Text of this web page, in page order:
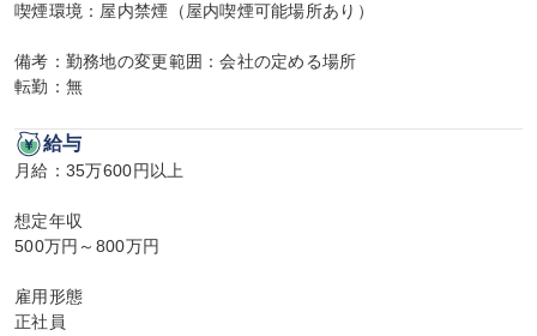
喫煙環境：屋内禁煙（屋内喫煙可能場所あり）
備考：勤務地の変更範囲：会社の定める場所
転勤：無
給与
月給：35万600円以上
想定年収
500万円～800万円
雇用形態
正社員